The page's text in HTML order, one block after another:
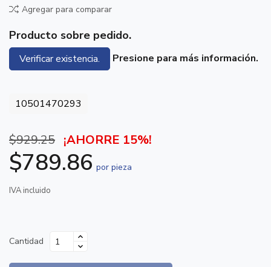
Agregar para comparar
Producto sobre pedido.
Verificar existencia. Presione para más información.
10501470293
$929.25 ¡AHORRE 15%!
$789.86 por pieza
IVA incluido
Cantidad